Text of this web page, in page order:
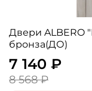
Двери ALBERO
бронза(ДО)
7 140 ₽
8 568 ₽